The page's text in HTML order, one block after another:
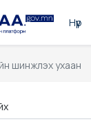
Нүүр
шинжлэх ухаан